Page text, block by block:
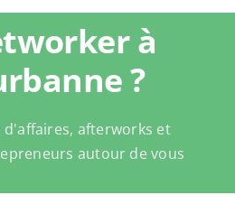
à
?
d'affaires, afterworks et
autour de vous